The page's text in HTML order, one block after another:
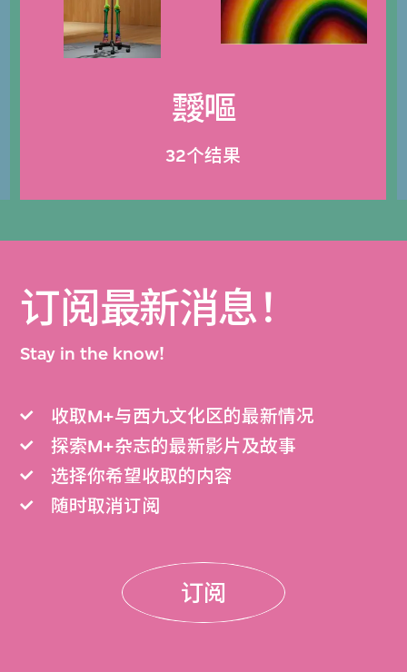
靉嘔
32个结果
订阅最新消息！
Stay in the know!
收取M+与西九文化区的最新情况
探索M+杂志的最新影片及故事
选择你希望收取的内容
随时取消订阅
订阅